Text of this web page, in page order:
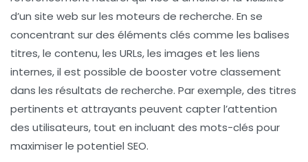
d’un site web sur les moteurs de recherche. En se
concentrant sur des éléments clés comme les balises
titres, le contenu, les URLs, les images et les liens
internes, il est possible de booster votre classement
dans les résultats de recherche. Par exemple, des titres
pertinents et attrayants peuvent capter l’attention
des utilisateurs, tout en incluant des mots-clés pour
maximiser le potentiel SEO.